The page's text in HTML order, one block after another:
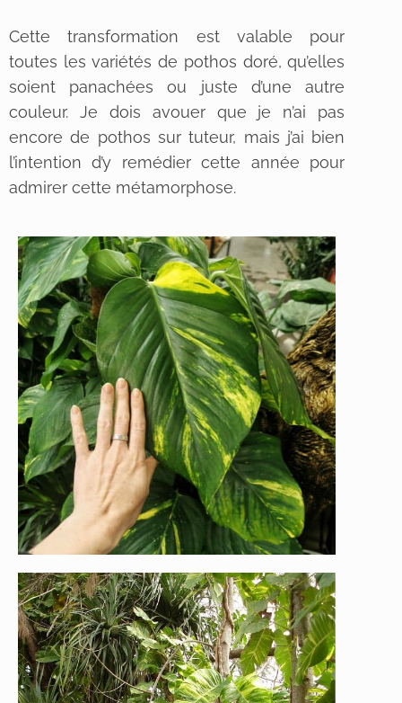
Cette transformation est valable pour
toutes les variétés de pothos doré, qu’elles
soient panachées ou juste d’une autre
couleur. Je dois avouer que je n’ai pas
encore de pothos sur tuteur, mais j’ai bien
l’intention d’y remédier cette année pour
admirer cette métamorphose.